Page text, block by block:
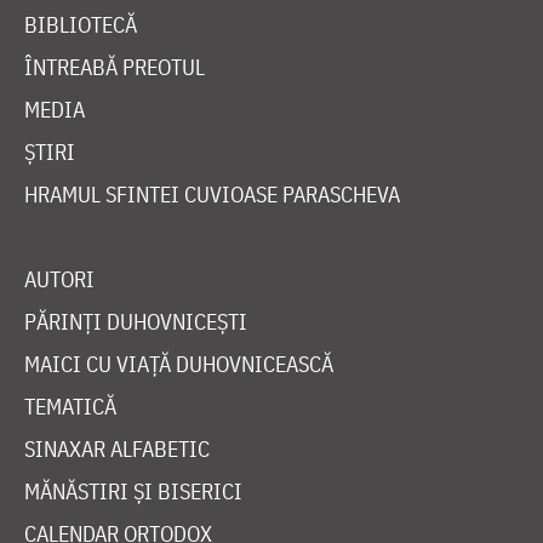
BIBLIOTECĂ
ÎNTREABĂ PREOTUL
MEDIA
ȘTIRI
HRAMUL SFINTEI CUVIOASE PARASCHEVA
AUTORI
PĂRINȚI DUHOVNICEȘTI
MAICI CU VIAȚĂ DUHOVNICEASCĂ
TEMATICĂ
SINAXAR ALFABETIC
MĂNĂSTIRI ȘI BISERICI
CALENDAR ORTODOX